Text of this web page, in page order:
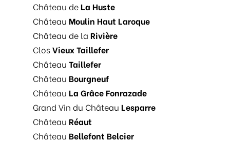
Château deLa Huste
Château Moulin Haut Laroque
Château de laRivière
ClosVieux Taillefer
ChâteauTaillefer
Château Bourgneuf
ChâteauLa Grâce Fonrazade
Grand Vin du ChâteauLesparre
Château Réaut
ChâteauBellefont Belcier